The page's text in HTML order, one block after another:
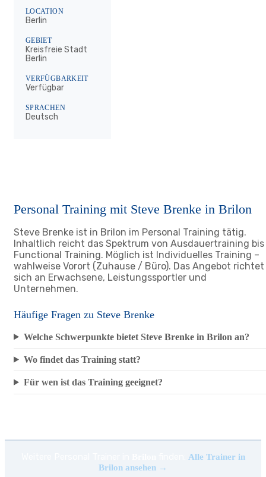
LOCATION
Berlin
GEBIET
Kreisfreie Stadt
Berlin
VERFÜGBARKEIT
Verfügbar
SPRACHEN
Deutsch
Personal Training mit Steve Brenke in Brilon
Steve Brenke ist in Brilon im Personal Training tätig.
Inhaltlich reicht das Spektrum von Ausdauertraining bis
Functional Training. Möglich ist Individuelles Training –
wahlweise Vorort (Zuhause / Büro). Das Angebot richtet
sich an Erwachsene, Leistungssportler und
Unternehmen.
Häufige Fragen zu Steve Brenke
Welche Schwerpunkte bietet Steve Brenke in Brilon an?
Wo findet das Training statt?
Für wen ist das Training geeignet?
Alle Trainer in
Brilon ansehen →